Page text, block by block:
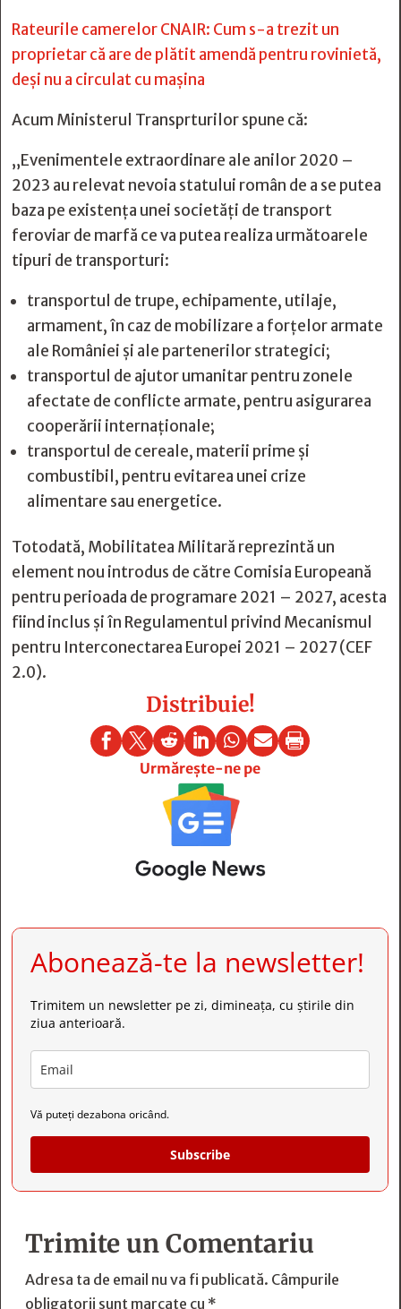
Rateurile camerelor CNAIR: Cum s-a trezit un
proprietar că are de plătit amendă pentru rovinietă,
deși nu a circulat cu mașina
Acum Ministerul Transprturilor spune că:
„Evenimentele extraordinare ale anilor 2020 –
2023 au relevat nevoia statului român de a se putea
baza pe existența unei societăți de transport
feroviar de marfă ce va putea realiza următoarele
tipuri de transporturi:
transportul de trupe, echipamente, utilaje,
armament, în caz de mobilizare a forțelor armate
ale României și ale partenerilor strategici;
transportul de ajutor umanitar pentru zonele
afectate de conflicte armate, pentru asigurarea
cooperării internaționale;
transportul de cereale, materii prime și
combustibil, pentru evitarea unei crize
alimentare sau energetice.
Totodată, Mobilitatea Militară reprezintă un
element nou introdus de către Comisia Europeană
pentru perioada de programare 2021 – 2027, acesta
fiind inclus și în Regulamentul privind Mecanismul
pentru Interconectarea Europei 2021 – 2027 (CEF
2.0).
Distribuie!
     

Urmărește-ne pe
Abonează-te la newsletter!
Trimitem un newsletter pe zi, dimineața, cu știrile din
ziua anterioară.
Vă puteți dezabona oricând.
Subscribe
Trimite un Comentariu
Adresa ta de email nu va fi publicată. Câmpurile
obligatorii sunt marcate cu *